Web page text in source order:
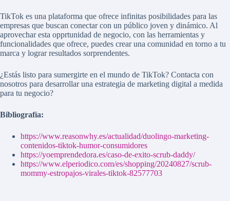
TikTok es una plataforma que ofrece infinitas posibilidades para las
empresas que buscan conectar con un público joven y dinámico. Al
aprovechar esta opprtunidad de negocio, con las herramientas y
funcionalidades que ofrece, puedes crear una comunidad en torno a tu
marca y lograr resultados sorprendentes.
¿Estás listo para sumergirte en el mundo de TikTok? Contacta con
nosotros para desarrollar una estrategia de marketing digital a medida
para tu negocio?
Bibliografía:
https://www.reasonwhy.es/actualidad/duolingo-marketing-
contenidos-tiktok-humor-consumidores
https://yoemprendedora.es/caso-de-exito-scrub-daddy/
https://www.elperiodico.com/es/shopping/20240827/scrub-
mommy-estropajos-virales-tiktok-82577703